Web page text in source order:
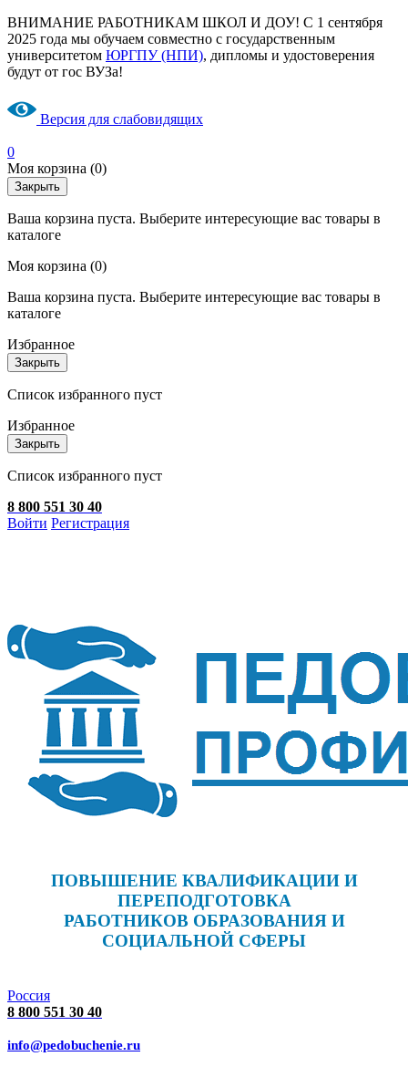
ВНИМАНИЕ РАБОТНИКАМ ШКОЛ И ДОУ! С 1 сентября
2025 года мы обучаем совместно с государственным
университетом ЮРГПУ (НПИ), дипломы и удостоверения
будут от гос ВУЗа!
Версия для слабовидящих
0
Моя корзина (0)
Закрыть
Ваша корзина пуста. Выберите интересующие вас товары в
каталоге
Моя корзина (0)
Ваша корзина пуста. Выберите интересующие вас товары в
каталоге
Избранное
Закрыть
Список избранного пуст
Избранное
Закрыть
Список избранного пуст
8 800 551 30 40
Войти Регистрация
ПОВЫШЕНИЕ КВАЛИФИКАЦИИ И
ПЕРЕПОДГОТОВКА
РАБОТНИКОВ ОБРАЗОВАНИЯ И
СОЦИАЛЬНОЙ СФЕРЫ
Россия
8 800 551 30 40
info@pedobuchenie.ru